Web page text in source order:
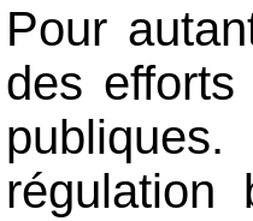
Pour
des
régulation